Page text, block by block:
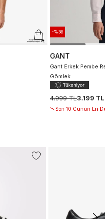
-%36
GANT
Gant Erkek Pembe
Gömlek
4.999 TL3.199 TL
Son 10 Günün En